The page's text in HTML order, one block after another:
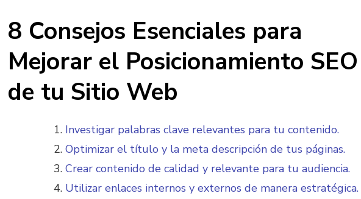
8 Consejos Esenciales para
Mejorar el Posicionamiento SEO
de tu Sitio Web
Investigar palabras clave relevantes para tu contenido.
Optimizar el título y la meta descripción de tus páginas.
Crear contenido de calidad y relevante para tu audiencia.
Utilizar enlaces internos y externos de manera estratégica.